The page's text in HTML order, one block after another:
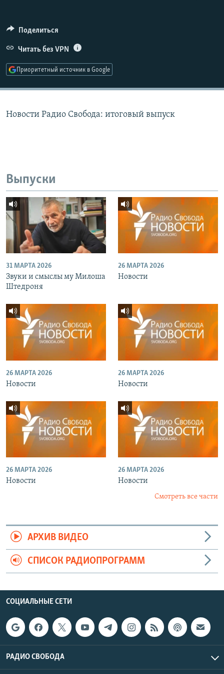
ПОДПИШИТЕСЬ НА РАССЫЛКУ
СОЦИАЛЬНЫЕ СЕТИ
Поделиться
Читать без VPN
Приоритетный источник в Google
Новости Радио Свобода: итоговый выпуск
Выпуски
31 МАРТА 2026
Звуки и смыслы му Милоша
Штедроня
26 МАРТА 2026
Новости
26 МАРТА 2026
Новости
26 МАРТА 2026
Новости
26 МАРТА 2026
Новости
26 МАРТА 2026
Новости
Смотреть все части
АРХИВ ВИДЕО
СПИСОК РАДИОПРОГРАММ
СОЦИАЛЬНЫЕ СЕТИ
РАДИО СВОБОДА